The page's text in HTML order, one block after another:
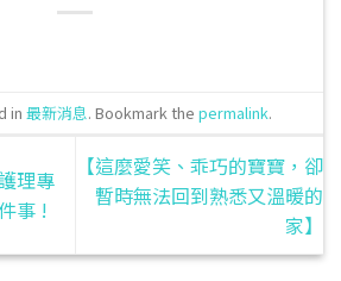
in最新消息. Bookmark thepermalink.
理專
事 !
【這麼愛笑、乖巧的寶寶，卻
暫時無法回到熟悉又溫暖的
家】